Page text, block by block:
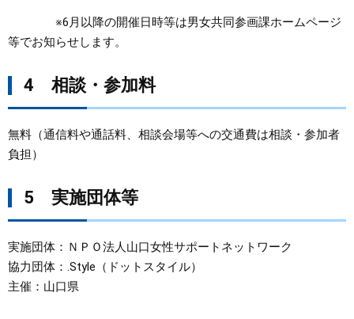
※6月以降の開催日時等は男女共同参画課ホームページ
等でお知らせします。
4 相談・参加料
無料（通信料や通話料、相談会場等への交通費は相談・参加者
負担）
5 実施団体等
実施団体：ＮＰＯ法人山口女性サポートネットワーク
協力団体：.Style（ドットスタイル）
主催：山口県